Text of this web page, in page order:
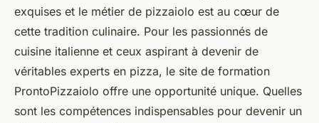
exquises et le métier de pizzaiolo est au cœur de
cette tradition culinaire. Pour les passionnés de
cuisine italienne et ceux aspirant à devenir de
véritables experts en pizza, le site de formation
ProntoPizzaiolo offre une opportunité unique. Quelles
sont les compétences indispensables pour devenir un